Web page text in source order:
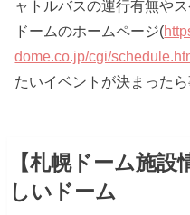
ャトルバスの運行有無や
ドームのホームページ(
dome.co.jp/cgi/
たいイベントが決まった
【札幌ドーム施
しいドーム